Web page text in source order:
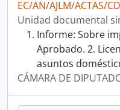
EC/AN/AJLM/ACTAS/
Unidad documental
Informe: Sobre
Aprobado. 2.
asuntos
CÁMARA DE